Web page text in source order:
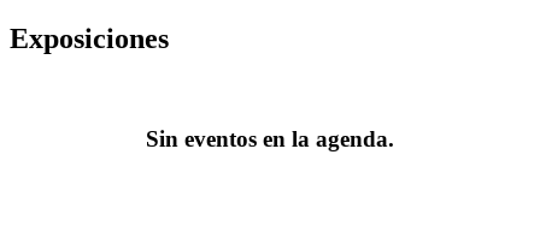
Exposiciones
Sin eventos en la agenda.